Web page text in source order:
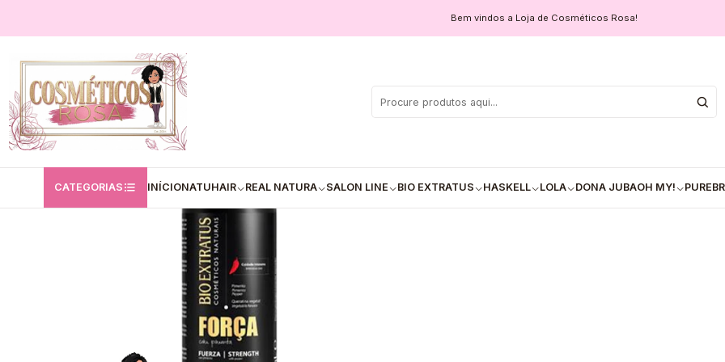
CATEGORIAS INÍCIONATUHAIR REAL NATURA SALON LINE BIO EXTRATUS HASKELL LOLA DONA JUBAOH MY!
Bem vindos a Loja de Cosméticos Rosa!
✅Spray